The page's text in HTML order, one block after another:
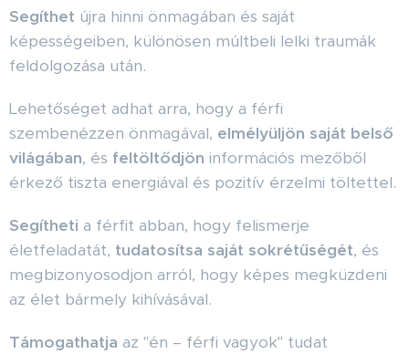
Segíthet újra hinni önmagában és saját
képességeiben, különösen múltbeli lelki traumák
feldolgozása után.
Lehetőséget adhat arra, hogy a férfi
szembenézzen önmagával, elmélyüljön saját belső
világában, és feltöltődjön információs mezőből
érkező tiszta energiával és pozitív érzelmi töltettel.
Segítheti a férfit abban, hogy felismerje
életfeladatát, tudatosítsa saját sokrétűségét, és
megbizonyosodjon arról, hogy képes megküzdeni
az élet bármely kihívásával.
Támogathatja az "én – férfi vagyok" tudat